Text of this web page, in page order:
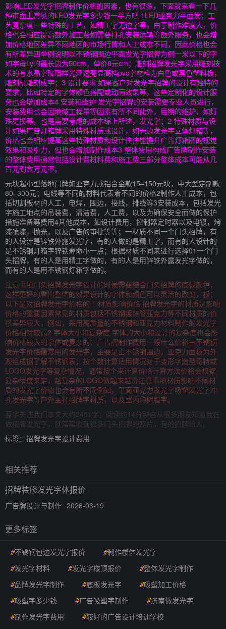
影响LED发光字招牌制作价格的因素，也有很多，下面就来看一下几
种市面上常见的LED发光字多少钱一平方吧 1LED亚克力平面发；工
艺复杂度一些特殊的工艺，如精工字无边字等，由于制作难度大，价
格也会相应提高额外加工费如需要打孔安装运输等额外服务，也会增
加价格地区差异不同地区的市场行情和人工成本不同，因此价格也会
有所差异四举例说明以不锈钢围边平面发光字招牌为例一米以下的字
如字母Ly的最长边为50cm，单价8元cm；雕刻招牌发光字采用雕刻技
术的有水晶字玻璃样光泽透亮显高档pvc字材料为白色或黑色塑料板，
雕刻机雕刻成字；3 设计要求 如果客户对发光字招牌的设计有独特的
要求，比如特定的字体颜色搭配或动画效果等，这些定制化的设计服
务也会增加成本4 安装和维护 发光字招牌的安装需要专业人员进行，
安装费用也会因地域工程量等因素有所不同此外，后期的维护，如灯
珠更换等，也是需要考虑的成本综上所述，发光字；2 特殊材质与设
计如果广告灯箱牌采用特殊材质或设计，如无边发光字立体灯箱等，
价格也会相应提高这些特殊材质和设计往往能提升广告灯箱牌的视觉
效果和吸引力，但也会增加制作成本3 整体费用构成广告牌制作安装
的整体费用通常包括设计费材料费和施工费三部分整体成本可能从几
百元到数万元不。
元块起小型落地门牌如亚克力或铝合金款15–150元块，中大型定制款
80–300元；电线等不同的材料代表着不同的价格2制作人工成本，包
括切割板材的人工，电焊，围边，接线，排线等3安装成本，包括发光
字施工地点的吊装费，清洁费，人工费，以及为确保安全而做的保护
措施准备等费用4其他成本，如设计费用，控制器定时器以及电镀，烤
漆喷漆，抛光，以及广告的审批等等；一材质不同一个门头招牌，有
的人设计是锌铁外露发光字，有的人做的是精工字，而有的人设计的
是不锈钢灯箱字锌铁寿命小一点；根据材质不同来进行选择01一个门
头招牌，有的人是用精工字做的，有的人是用锌铁外露发光字做的，
而有的人是用不锈钢灯箱字做的。
注意事项门头招牌发光字设计的时候需要结合门头招牌的底板颜色，
这样更好的看出整体的效果设计的字体和颜色可以灵活的改变，根；
以下是对招牌发光字价格的 1 材质影响价格 招牌发光字的材质是影响
价格的重要因素常见的材质包括不锈钢镀锌管亚克力等不同材质的价
格差异较大，例如，采用高质量的不锈钢和亚克力材料制作的发光字
价格相对较高2 字体大小和复杂度 字体的大小和设计的复杂度也会影
响价格较大的字体或复杂的；广告牌制作费用一般什么价格三不锈钢
发光字价格最常用的发光字，主要是由不锈钢围边，亚克力面板为外
观组成据了解不锈钢表；按个数计算适用情况对于变形字造型奇特或
LOGO发光字等复杂情况，通常按个来计算价格计算方法价格会根据
复杂程度来定，越复杂的LOGO做起来越贵注意事项材质影响不同材
质的发光字价格也会有所不同例如，平面亚克力发光字吸塑发光字冲
孔发光字等户外主打招牌字材质，以及室内的树脂字。
蓝字关注我们本文大约2451字，阅读约14分钟自从很多朋友知道我在
做招牌发光字，就常常收到很多门头招牌的照片，有的招牌给人。
标签： 招牌发光字设计费用
相关推荐
招牌装修发光字体报价
广告牌设计与制作 2026-03-19
更多标签
#不锈钢包边发光字报价 #制作楼体发光字
#发光字材料 #发光字楼顶报价 #整体发光字制作
#品牌发光字制作 #底板发光字 #吸塑加工价格
#吸塑字多少钱 #广告吸塑字制作 #济南做发光字
#制作发光字费用 #较好的广告设计培训学校